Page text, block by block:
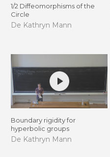
1/2 Diffeomorphisms of the
Circle
De Kathryn Mann
Boundary rigidity for
hyperbolic groups
De Kathryn Mann